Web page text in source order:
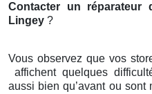
Contacter un réparateur
Lingey ?
Vous observez que vos
affichent quelques
aussi bien qu’avant ou